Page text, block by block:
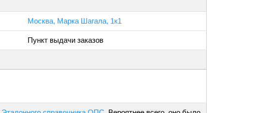
Москва, Марка Шагала, 1к1
Пункт выдачи заказов